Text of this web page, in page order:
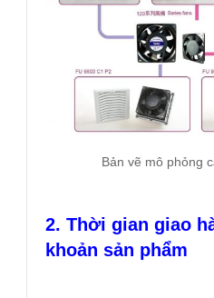
Bản vẽ mô phỏng
2. Thời gian giao
khoản sản phẩm